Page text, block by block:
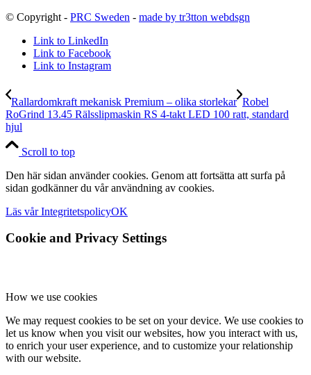
© Copyright - PRC Sweden - made by tr3tton webdsgn
Link to LinkedIn
Link to Facebook
Link to Instagram
Rallardomkraft mekanisk Premium – olika storlekar Robel
RoGrind 13.45 Rälsslipmaskin RS 4-takt LED 100 ratt, standard
hjul
Scroll to top
Den här sidan använder cookies. Genom att fortsätta att surfa på
sidan godkänner du vår användning av cookies.
Läs vår IntegritetspolicyOK
Cookie and Privacy Settings
How we use cookies
We may request cookies to be set on your device. We use cookies to
let us know when you visit our websites, how you interact with us,
to enrich your user experience, and to customize your relationship
with our website.